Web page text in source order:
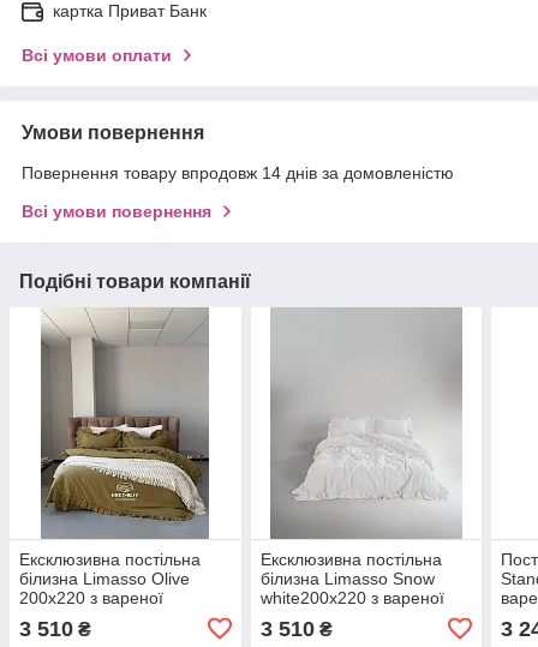
картка Приват Банк
Всі умови оплати
Умови повернення
Повернення товару впродовж 14 днів за домовленістю
Всі умови повернення
Подібні товари компанії
Ексклюзивна постільна
білизна Limasso Olive
200x220 з вареної
3 510 ₴
Ексклюзивна постільна
білизна Limasso Snow
white200x220 з вареної
3 510₴ 3